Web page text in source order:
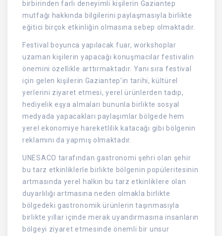
birbirinden farlı deneyimli kişilerin Gaziantep
mutfağı hakkında bilgilerini paylaşmasıyla birlikte
eğitici birçok etkinliğin olmasına sebep olmaktadır.
Festival boyunca yapılacak fuar, workshoplar
uzaman kişilerin yapacağı konuşmacılar festivalin
önemini özellikle arttırmaktadır. Yanı sıra festival
için gelen kişilerin Gaziantep’in tarihi, kültürel
yerlerini ziyaret etmesi, yerel ürünlerden tadıp,
hediyelik eşya almaları bununla birlikte sosyal
medyada yapacakları paylaşımlar bölgede hem
yerel ekonomiye hareketlilik katacağı gibi bölgenin
reklamını da yapmış olmaktadır.
UNESACO tarafından gastronomi şehri olan şehir
bu tarz etkinliklerle birlikte bölgenin popüleritesinin
artmasında yerel halkın bu tarz etkinliklere olan
duyarlılığı artmasına neden olmakla birlikte
bölgedeki gastronomik ürünlerin taşınmasıyla
birlikte yıllar içinde merak uyandırmasına insanların
bölgeyi ziyaret etmesinde önemli bir unsur